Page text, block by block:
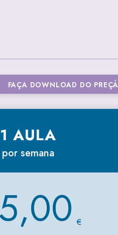
FAÇA DOWNLOAD DO
1 AULA
por semana
€